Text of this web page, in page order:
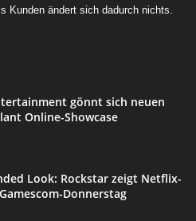
Kunden ändert sich dadurch nichts.
gönnt sich neuen
Online-Showcase
Look: Rockstar zeigt Netflix-
Donnerstag